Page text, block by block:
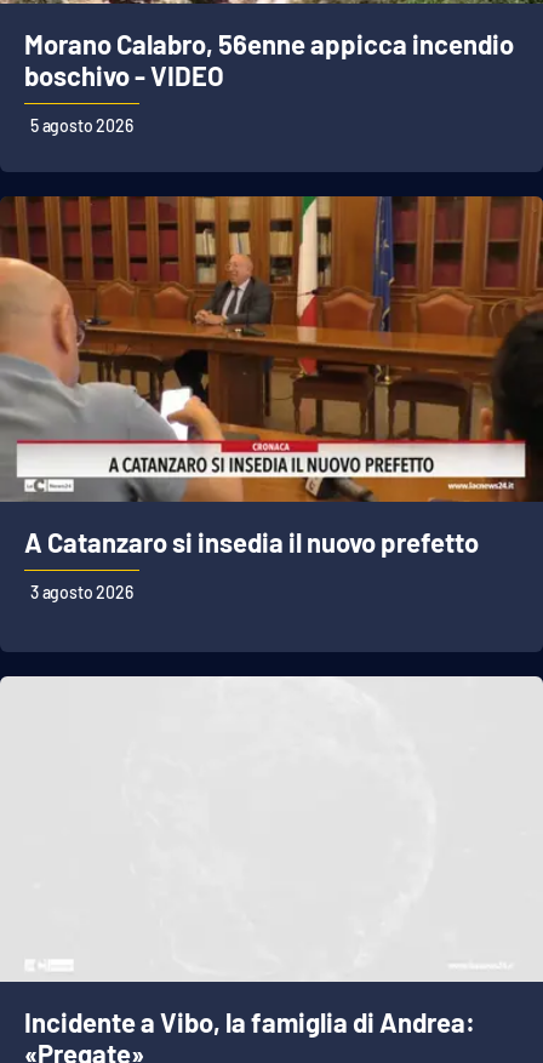
Morano Calabro, 56enne appicca incendio
boschivo - VIDEO
5 agosto 2026
A Catanzaro si insedia il nuovo prefetto
3 agosto 2026
Incidente a Vibo, la famiglia di Andrea:
«Pregate»